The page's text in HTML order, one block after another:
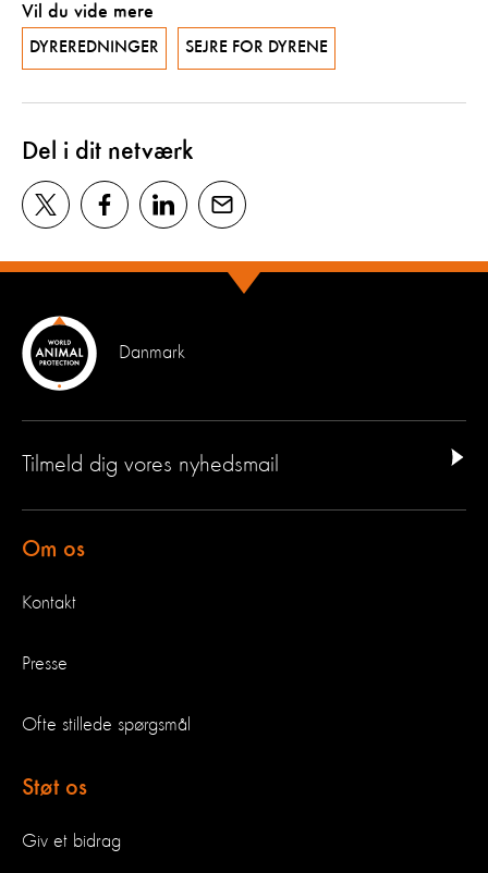
Vil du vide mere
DYREREDNINGER SEJRE FOR DYRENE
Del i dit netværk
Danmark
Tilmeld dig vores nyhedsmail
Om os
Kontakt
Presse
Ofte stillede spørgsmål
Støt os
Giv et bidrag